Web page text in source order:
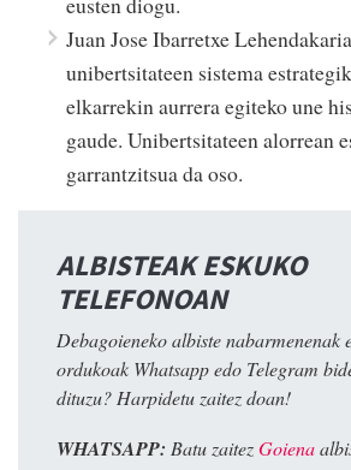
Juan Jose Ibarretxe
unibertsitateen sistema
elkarrekin aurrera egiteko une
gaude. Unibertsitateen alorrean
garrantzitsua da oso.
ALBISTEAK ESKUKO
TELEFONOAN
Debagoieneko albiste nabarmenenak
ordukoak Whatsapp edo Telegram
dituzu? Harpidetu zaitez doan!
WHATSAPP: Batu zaitezGoiena